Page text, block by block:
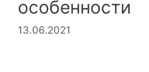
особенности
13.06.2021